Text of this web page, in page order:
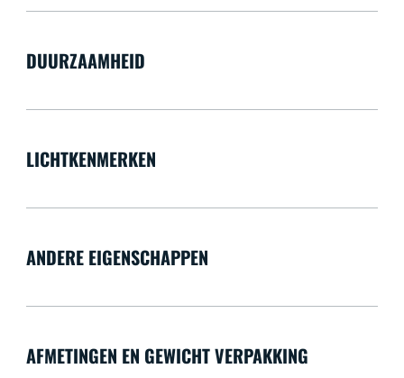
DUURZAAMHEID
LICHTKENMERKEN
ANDERE EIGENSCHAPPEN
AFMETINGEN EN GEWICHT VERPAKKING